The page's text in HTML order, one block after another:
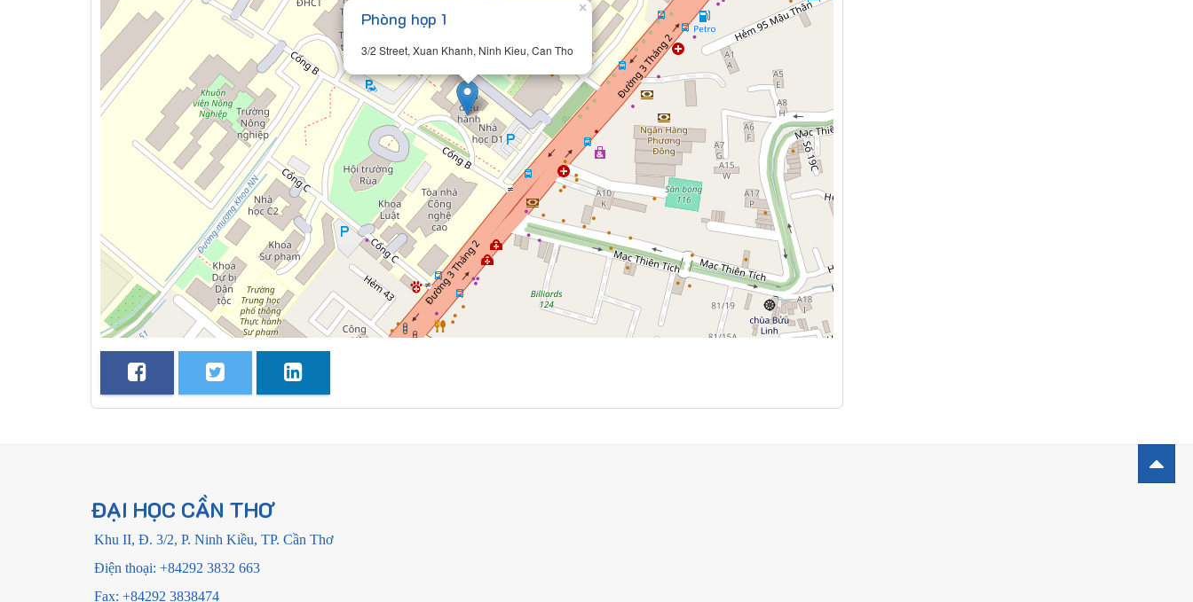
Phòng họp 1
3/2 Street, Xuan Khanh, Ninh Kieu, Can Tho
×
ĐẠI HỌC CẦN THƠ
Khu II, Đ. 3/2, P. Ninh Kiều, TP. Cần Thơ
Điện thoại: +84292 3832 663
Fax: +84292 3838474